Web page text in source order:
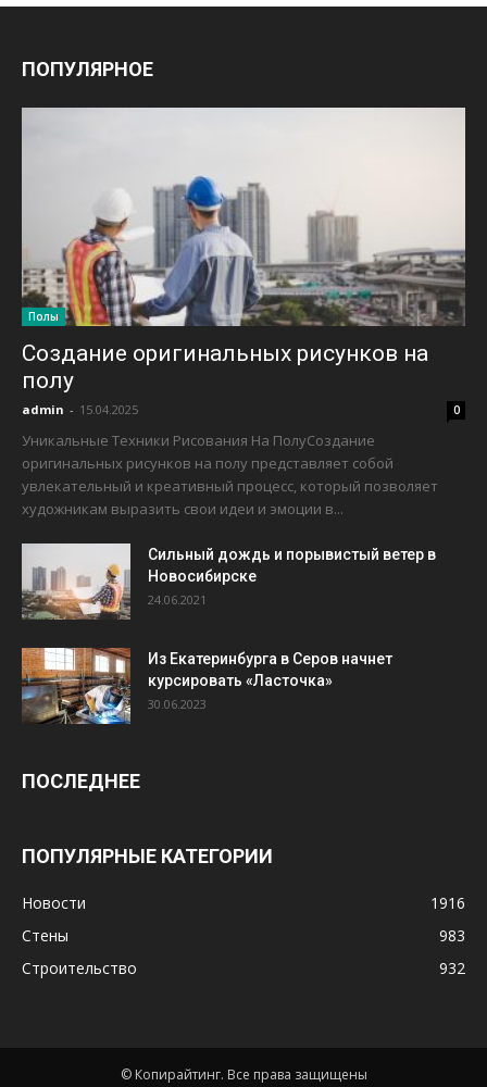
ПОПУЛЯРНОЕ
Полы
Создание оригинальных рисунков на
полу
admin - 15.04.2025 0
Уникальные Техники Рисования На ПолуСоздание
оригинальных рисунков на полу представляет собой
увлекательный и креативный процесс, который позволяет
художникам выразить свои идеи и эмоции в...
Сильный дождь и порывистый ветер в
Новосибирске
24.06.2021
Из Екатеринбурга в Серов начнет
курсировать «Ласточка»
30.06.2023
ПОСЛЕДНЕЕ
ПОПУЛЯРНЫЕ КАТЕГОРИИ
Новости
1916
Стены
983
Строительство
932
© Копирайтинг. Все права защищены